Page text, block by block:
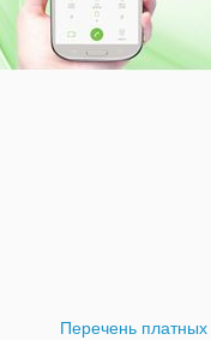
Перечень платных